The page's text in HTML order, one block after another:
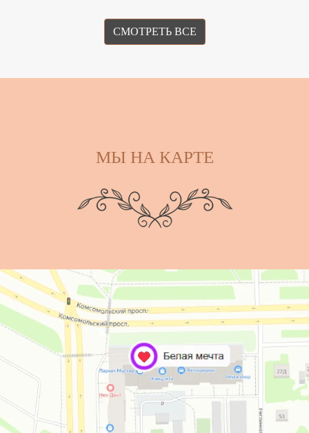
СМОТРЕТЬ ВСЕ
МЫ НА КАРТЕ